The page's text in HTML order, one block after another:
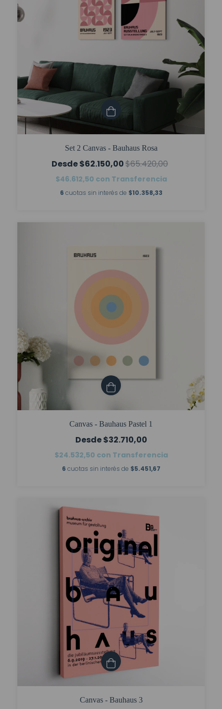
Set 2 Canvas - Bauhaus Rosa
$62.150,00$65.420,00
$46.612,50 con Transferencia
6 cuotas sin interés de $10.358,33
Canvas - Bauhaus Pastel 1
$32.710,00
$24.532,50 con Transferencia
6 cuotas sin interés de $5.451,67
Canvas - Bauhaus 3